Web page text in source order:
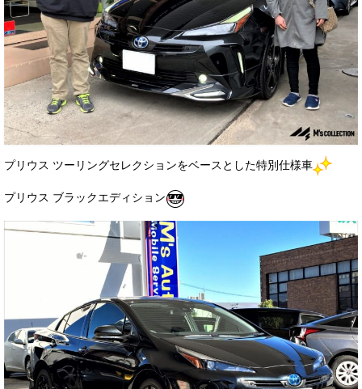
会社概要
トップメッセージ
スタッフ紹介
ブログ
イベント
ニュース
スタッフブログ
お客様の声
お問い合わせ
メールフォーム
電話はこちら
プリウス ツーリングセレクションをベースとした特別仕様車
プリウス ブラックエディション